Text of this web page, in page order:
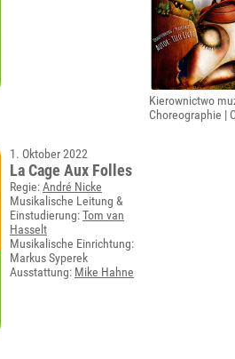
Kierownictwo
Choreographie |
1. Oktober 2022
La Cage Aux Folles
Regie:André Nicke
Musikalische Leitung &
Einstudierung:Tom van
Hasselt
Musikalische Einrichtung:
Markus Syperek
Ausstattung: Mike Hahne